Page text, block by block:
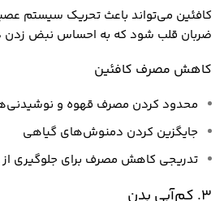
کافئین می‌تواند باعث تحریک سیستم
ضربان قلب شود که به احساس نبض
کاهش مصرف کافئین
محدود کردن مصرف قهوه و
جایگزین کردن دمنوش‌های گیاهی
تدریجی کاهش مصرف برای جلوگیری از
3. کم‌آبی بدن